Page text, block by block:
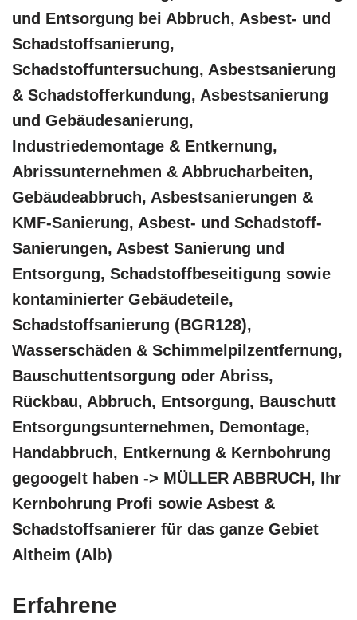
und Entsorgung bei Abbruch, Asbest- und
Schadstoffsanierung,
Schadstoffuntersuchung, Asbestsanierung
& Schadstofferkundung, Asbestsanierung
und Gebäudesanierung,
Industriedemontage & Entkernung,
Abrissunternehmen & Abbrucharbeiten,
Gebäudeabbruch, Asbestsanierungen &
KMF-Sanierung, Asbest- und Schadstoff-
Sanierungen, Asbest Sanierung und
Entsorgung, Schadstoffbeseitigung sowie
kontaminierter Gebäudeteile,
Schadstoffsanierung (BGR128),
Wasserschäden & Schimmelpilzentfernung,
Bauschuttentsorgung oder Abriss,
Rückbau, Abbruch, Entsorgung, Bauschutt
Entsorgungsunternehmen, Demontage,
Handabbruch, Entkernung & Kernbohrung
gegoogelt haben -> MÜLLER ABBRUCH, Ihr
Kernbohrung Profi sowie Asbest &
Schadstoffsanierer für das ganze Gebiet
Altheim (Alb)
Erfahrene